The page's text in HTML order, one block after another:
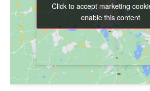
Click to accept marketing
enable this content
Click to accept marketing
enable this content